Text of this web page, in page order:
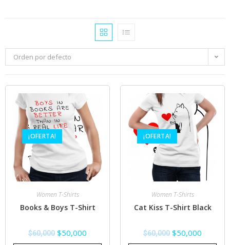
Orden por defecto
¡OFERTA!
Women T-Shirts
Books & Boys T-Shirt
$60,000 $50,000
¡OFERTA!
Women T-Shirts
Cat Kiss T-Shirt Black
$60,000 $50,000